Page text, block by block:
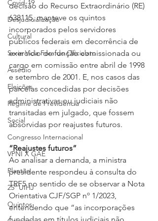
Covid-19
Desjudicialização
Cultural
Serie Vida Fora do Oficialato
Assédio
Eleições
Regime de Previdência
Social
Congresso Internacional
VPNI X GAE
Plantão
25º UIHJ
Quintos
decisão do Recurso Extraordinário (RE)
638115, manteve os quintos
incorporados pelos servidores
públicos federais em decorrência de
exercício de função comissionada ou
cargo em comissão entre abril de 1998
e setembro de 2001. E, nos casos das
parcelas concedidas por decisões
administrativas ou judiciais não
transitadas em julgado, que fossem
absorvidas por reajustes futuros.
“Reajustes futuros”
Ao analisar a demanda, a ministra
presidente respondeu à consulta do
TRF5 no sentido de se observar a Nota
Orientativa CJF/SGP nº 1/2023,
entendendo que “as incorporações